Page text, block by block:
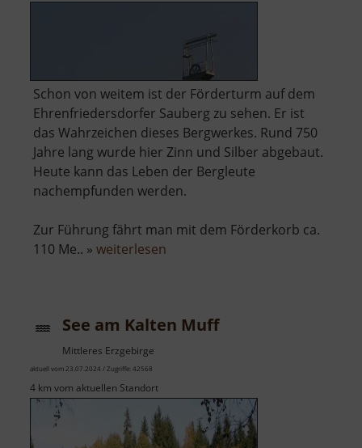
Schon von weitem ist der Förderturm auf dem
Ehrenfriedersdorfer Sauberg zu sehen. Er ist
das Wahrzeichen dieses Bergwerkes. Rund 750
Jahre lang wurde hier Zinn und Silber abgebaut.
Heute kann das Leben der Bergleute
nachempfunden werden.
Zur Führung fährt man mit dem Förderkorb ca.
110 Me.. » weiterlesen
See am Kalten Muff
Mittleres Erzgebirge
aktuell vom 23.07.2024 / Zugriffe: 42568
4 km vom aktuellen Standort